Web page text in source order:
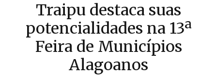
Traipu destaca suas
potencialidades na 13ª
Feira de Municípios
Alagoanos